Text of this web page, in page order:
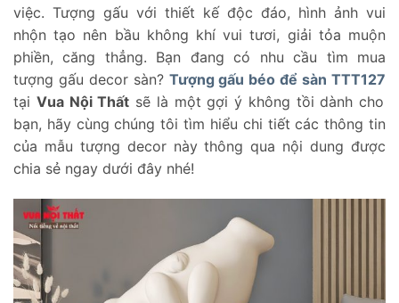
việc. Tượng gấu với thiết kế độc đáo, hình ảnh vui
nhộn tạo nên bầu không khí vui tươi, giải tỏa muộn
phiền, căng thẳng. Bạn đang có nhu cầu tìm mua
tượng gấu decor sàn? Tượng gấu béo để sàn TTT127
tại Vua Nội Thất sẽ là một gợi ý không tồi dành cho
bạn, hãy cùng chúng tôi tìm hiểu chi tiết các thông tin
của mẫu tượng decor này thông qua nội dung được
chia sẻ ngay dưới đây nhé!